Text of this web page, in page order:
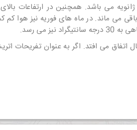
بالای 2500 متر نیز تا سال ها باقی می ماند. در
اتفاق می افتد. اگر به عنوانتفریحات